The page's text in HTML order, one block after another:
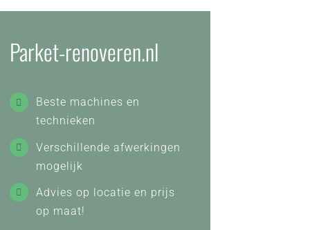
Parket-renoveren.nl
Beste machines en
technieken
Verschillende afwerkingen
mogelijk
Advies op locatie en prijs
op maat!